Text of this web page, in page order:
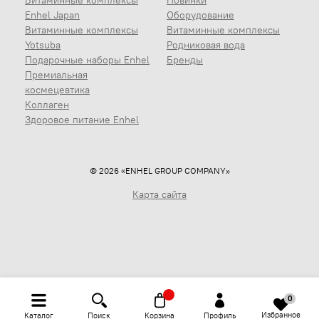
Enhel Japan
Витаминные комплексы
Yotsuba
Подарочные наборы Enhel
Премиальная
космецевтика
Коллаген
Здоровое питание Enhel
Оборудование
Витаминные комплексы
Родниковая вода
Бренды
© 2026 «ENHEL GROUP COMPANY»
Карта сайта
Каталог Поиск Корзина Профиль
0
Избранное